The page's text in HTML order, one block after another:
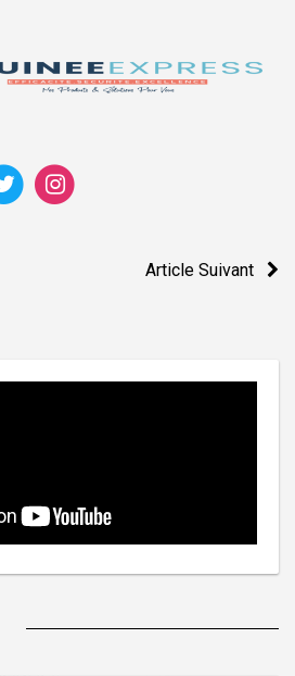
Article Suivant